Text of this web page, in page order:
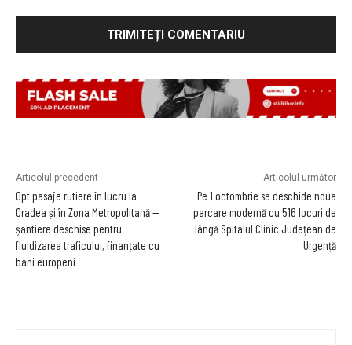
Articolul precedent
Opt pasaje rutiere în lucru la
Oradea și în Zona Metropolitană —
șantiere deschise pentru
fluidizarea traficului, finanțate cu
bani europeni
Articolul următor
Pe 1 octombrie se deschide noua
parcare modernă cu 516 locuri de
lângă Spitalul Clinic Județean de
Urgență